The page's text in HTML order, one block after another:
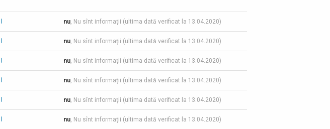
nu, Nu sînt informații (ultima dată verificat la 13.04.2020)
nu, Nu sînt informații (ultima dată verificat la 13.04.2020)
nu, Nu sînt informații (ultima dată verificat la 13.04.2020)
nu, Nu sînt informații (ultima dată verificat la 13.04.2020)
nu, Nu sînt informații (ultima dată verificat la 13.04.2020)
nu, Nu sînt informații (ultima dată verificat la 13.04.2020)